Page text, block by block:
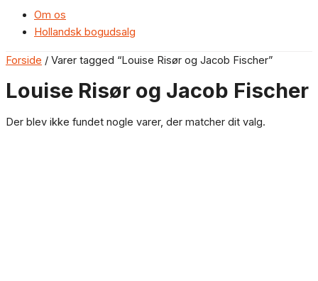
Om os
Hollandsk bogudsalg
Forside / Varer tagged “Louise Risør og Jacob Fischer”
Louise Risør og Jacob Fischer
Der blev ikke fundet nogle varer, der matcher dit valg.